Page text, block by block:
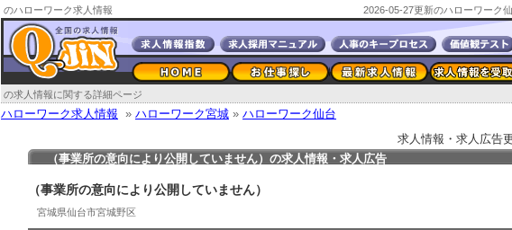
のハローワーク求人情報 2026-05-27更新のハローワーク
の求人情報に関する詳細ページ
ハローワーク求人情報 » ハローワーク宮城 » ハローワーク仙台
求人情報・求人広告
（事業所の意向により公開していません）の求人情報・求人広告
（事業所の意向により公開していません）
宮城県仙台市宮城野区